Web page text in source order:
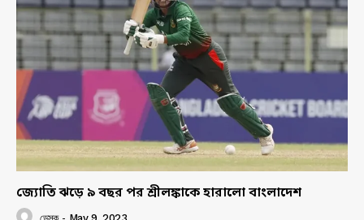
জ্যোতি ঝড়ে ৯ বছর পর শ্রীলঙ্কাকে হারালো বাংলাদেশ